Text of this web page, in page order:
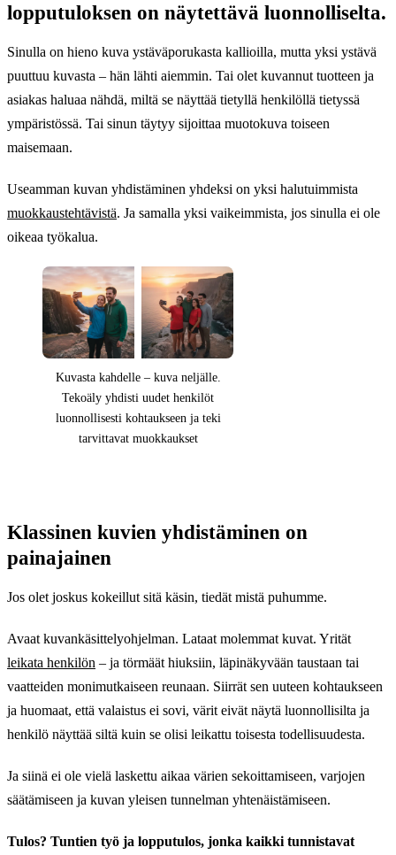
lopputuloksen on näytettävä luonnolliselta.
Sinulla on hieno kuva ystäväporukasta kallioilla, mutta yksi ystävä
puuttuu kuvasta – hän lähti aiemmin. Tai olet kuvannut tuotteen ja
asiakas haluaa nähdä, miltä se näyttää tietyllä henkilöllä tietyssä
ympäristössä. Tai sinun täytyy sijoittaa muotokuva toiseen
maisemaan.
Useamman kuvan yhdistäminen yhdeksi on yksi halutuimmista
muokkaustehtävistä. Ja samalla yksi vaikeimmista, jos sinulla ei ole
oikeaa työkalua.
Kuvasta kahdelle – kuva neljälle.
Tekoäly yhdisti uudet henkilöt
luonnollisesti kohtaukseen ja teki
tarvittavat muokkaukset
Klassinen kuvien yhdistäminen on
painajainen
Jos olet joskus kokeillut sitä käsin, tiedät mistä puhumme.
Avaat kuvankäsittelyohjelman. Lataat molemmat kuvat. Yrität
leikata henkilön – ja törmäät hiuksiin, läpinäkyvään taustaan tai
vaatteiden monimutkaiseen reunaan. Siirrät sen uuteen kohtaukseen
ja huomaat, että valaistus ei sovi, värit eivät näytä luonnollisilta ja
henkilö näyttää siltä kuin se olisi leikattu toisesta todellisuudesta.
Ja siinä ei ole vielä laskettu aikaa värien sekoittamiseen, varjojen
säätämiseen ja kuvan yleisen tunnelman yhtenäistämiseen.
Tulos? Tuntien työ ja lopputulos, jonka kaikki tunnistavat